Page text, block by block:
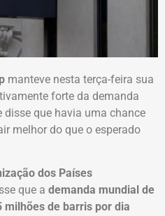
manteve nesta terça-feira sua
forte da demanda
disse que havia uma chance
melhor do que o esperado
dos Países
que a demanda mundial de
milhões de barris por dia